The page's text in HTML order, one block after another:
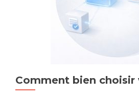
Comment bien choisir